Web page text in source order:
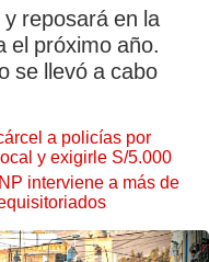
reposará en la
el próximo año.
se llevó a cabo
a policías por
y exigirle S/5.000
interviene a más de